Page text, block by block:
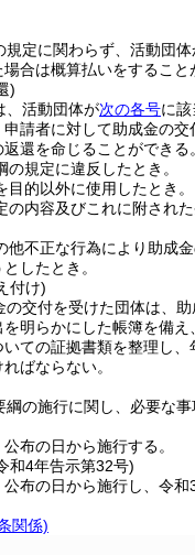
規定に関わらず、活動団
合は概算払いをすること
)
、活動団体が次の各号に
申請者に対して助成金の交
還を命じることができる。
の規定に違反したとき。
目的以外に使用したとき。
の内容及びこれに附され
他不正な行為により助成
したとき。
付け)
の交付を受けた団体は、
明らかにした帳簿を備え
いての証拠書類を整理し
ばならない。
綱の施行に関し、必要な事
布の日から施行する。
和4年告示第32号)
公布の日から施行し、令
関係)